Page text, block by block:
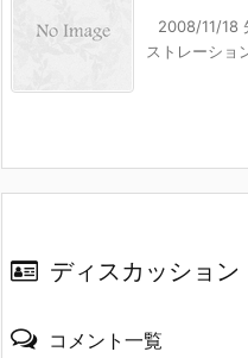
2008/11/18
ストレーショ
ディスカッション
コメント一覧